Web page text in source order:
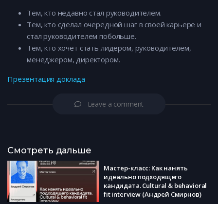
Тем, кто недавно стал руководителем.
Тем, кто сделал очередной шаг в своей карьере и
стал руководителем побольше.
Тем, кто хочет стать лидером, руководителем,
менеджером, директором.
Презентация доклада
Leave a comment
Смотреть дальше
Мастер-класс: Как нанять
идеально подходящего
кандидата. Cultural & behavioral
fit interview (Андрей Смирнов)